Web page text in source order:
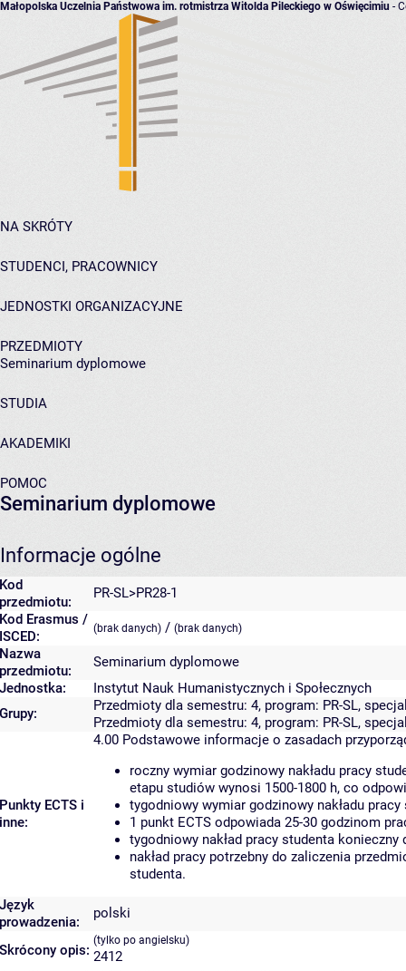
Małopolska Uczelnia Państwowa im. rotmistrza Witolda Pileckiego w Oświęcimiu -
NA SKRÓTY
STUDENCI, PRACOWNICY
JEDNOSTKI ORGANIZACYJNE
PRZEDMIOTY
Seminarium dyplomowe
STUDIA
AKADEMIKI
POMOC
Seminarium dyplomowe
Informacje ogólne
Kod
przedmiotu:
PR-SL>PR28-1
Kod Erasmus /
ISCED:
(brak danych) / (brak danych)
Nazwa
przedmiotu:
Seminarium dyplomowe
Jednostka:
Instytut Nauk Humanistycznych i Społecznych
Grupy:
Przedmioty dla semestru: 4, program: PR-SL,
Przedmioty dla semestru: 4, program: PR-SL,
Punkty ECTS i
inne:
4.00 Podstawowe informacje o zasadach
roczny wymiar godzinowy nakładu pracy
etapu studiów wynosi 1500-1800 h, co
tygodniowy wymiar godzinowy nakładu
1 punkt ECTS odpowiada 25-30 godzinom
tygodniowy nakład pracy studenta
nakład pracy potrzebny do zaliczenia
studenta.
Język
prowadzenia:
polski
Skrócony opis:
(tylko po angielsku)
2412